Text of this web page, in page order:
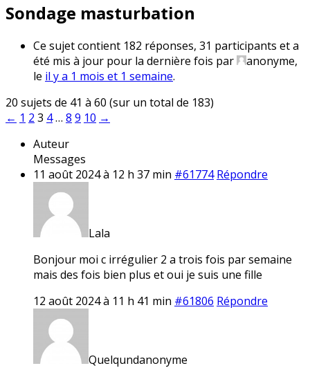
Sondage masturbation
Ce sujet contient 182 réponses, 31 participants et a
été mis à jour pour la dernière fois par
anonyme,
le il y a 1 mois et 1 semaine.
20 sujets de 41 à 60 (sur un total de 183)
← 1 2 3 4… 8 9 10 →
Auteur
Messages
11 août 2024 à 12 h 37 min #61774 Répondre
Lala
Bonjour moi c irrégulier 2 a trois fois par semaine
mais des fois bien plus et oui je suis une fille
12 août 2024 à 11 h 41 min #61806 Répondre
Quelqundanonyme